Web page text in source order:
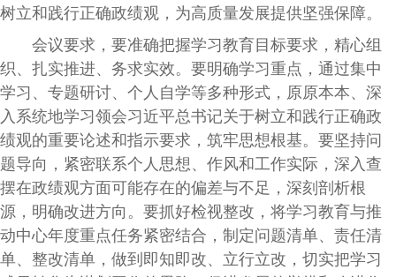
树立和践行正确政绩观，为高质量发展提供坚强保障。
会议要求，要准确把握学习教育目标要求，精心组
织、扎实推进、务求实效。要明确学习重点，通过集中
学习、专题研讨、个人自学等多种形式，原原本本、深
入系统地学习领会习近平总书记关于树立和践行正确政
绩观的重要论述和指示要求，筑牢思想根基。要坚持问
题导向，紧密联系个人思想、作风和工作实际，深入查
摆在政绩观方面可能存在的偏差与不足，深刻剖析根
源，明确改进方向。要抓好检视整改，将学习教育与推
动中心年度重点任务紧密结合，制定问题清单、责任清
单、整改清单，做到即知即改、立行立改，切实把学习